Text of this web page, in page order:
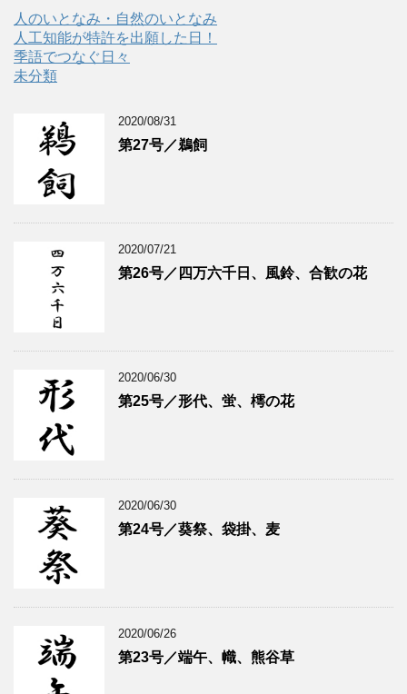
人のいとなみ・自然のいとなみ
人工知能が特許を出願した日！
季語でつなぐ日々
未分類
2020/08/31
第27号／鵜飼
2020/07/21
第26号／四万六千日、風鈴、合歓の花
2020/06/30
第25号／形代、蛍、樗の花
2020/06/30
第24号／葵祭、袋掛、麦
2020/06/26
第23号／端午、幟、熊谷草